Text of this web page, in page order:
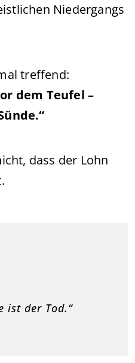
Niedergangs
treffend:
dem Teufel –
dass der Lohn
ist der Tod.“